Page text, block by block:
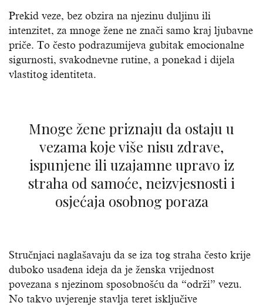
Prekid veze, bez obzira na njezinu duljinu ili
intenzitet, za mnoge žene ne znači samo kraj ljubavne
priče. To često podrazumijeva gubitak emocionalne
sigurnosti, svakodnevne rutine, a ponekad i dijela
vlastitog identiteta.
Mnoge žene priznaju da ostaju u
vezama koje više nisu zdrave,
ispunjene ili uzajamne upravo iz
straha od samoće, neizvjesnosti i
osjećaja osobnog poraza
Stručnjaci naglašavaju da se iza tog straha često krije
duboko usađena ideja da je ženska vrijednost
povezana s njezinom sposobnošću da “održi” vezu.
No takvo uvjerenje stavlja teret isključive